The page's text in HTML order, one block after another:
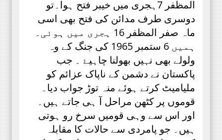
المظفر 7ہجری میں خیبر فتح ہوا۔تو
دوسری طرف مدائن کی فتح بھی اسی
ماہ صفر المظفر 16 ہجری میں ہوئی۔
ہمیں 6 ستمبر 1965 کی جنگ کے وہ
ولولے بھی نہیں بھولنا چاہیۓ ۔ جب
پاکستان نے دشمن کے ناپاک عزائم کو
ملیامیٹ کرتے ہوئے منہ توڑ جواب دیا۔
قوموں پر کٹھن مراحل آ ہی جاتے ہیں۔
اور اس سے وہی قومیں سرخ رو ہوتی
ہیں۔ جو پامردی سے حالات کا مقابلہ